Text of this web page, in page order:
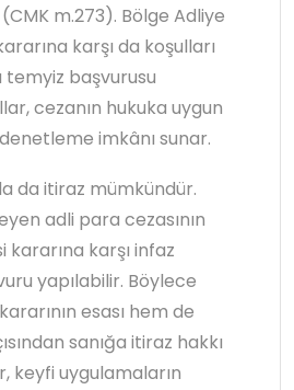
m.273). Bölge Adliye
karşı da koşulları
temyiz başvurusu
cezanın hukuka uygun
imkânı sunar.
da itiraz mümkündür.
adli para cezasının
karşı infaz
yapılabilir. Böylece
esası hem de
sanığa itiraz hakkı
keyfi uygulamaların